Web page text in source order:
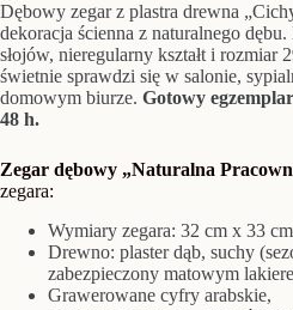
Dębowy zegar z plastra drewna
dekoracja ścienna z naturalnego
słojów, nieregularny kształt i rozmiar
świetnie sprawdzi się w salonie,
domowym biurze. Gotowy
48 h.
Zegar dębowy „Naturalna
zegara:
Wymiary zegara: 32 cm x 33 cm
Drewno: plaster dąb, suchy
zabezpieczony matowym
Grawerowane cyfry arabskie,